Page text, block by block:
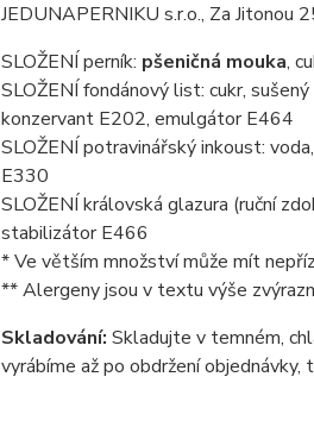
JEDUNAPERNIKU s.r.o., Za Jitonou
SLOŽENÍ perník: pšeničná mouka,
SLOŽENÍ fondánový list: cukr,
konzervant E202, emulgátor E464
SLOŽENÍ potravinářský inkoust:
E330
SLOŽENÍ královská glazura (ruční
stabilizátor E466
* Ve větším množství může mít
** Alergeny jsou v textu výše
Skladování: Skladujte v temném,
vyrábíme až po obdržení